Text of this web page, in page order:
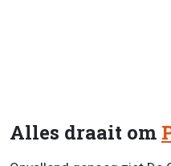
Alles draait om